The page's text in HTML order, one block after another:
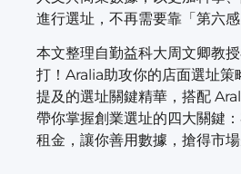
進行選址，不再需要靠「第六感
本文整理自勤益科大周文卿教
打！Aralia助攻你的店面選址
提及的選址關鍵精華，搭配
帶你掌握創業選址的四大關鍵
租金，讓你善用數據，搶得市場